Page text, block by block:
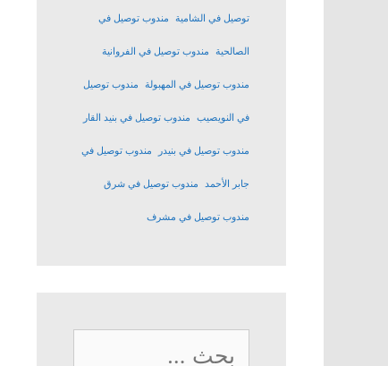
توصيل في الشامية مندوب توصيل في
الصالحية مندوب توصيل في الفروانية
مندوب توصيل في المهبولة مندوب توصيل
في النويصيب مندوب توصيل في بنيد القار
مندوب توصيل في بنيدر مندوب توصيل في
جابر الأحمد مندوب توصيل في شرق
مندوب توصيل في مشرف
البحث